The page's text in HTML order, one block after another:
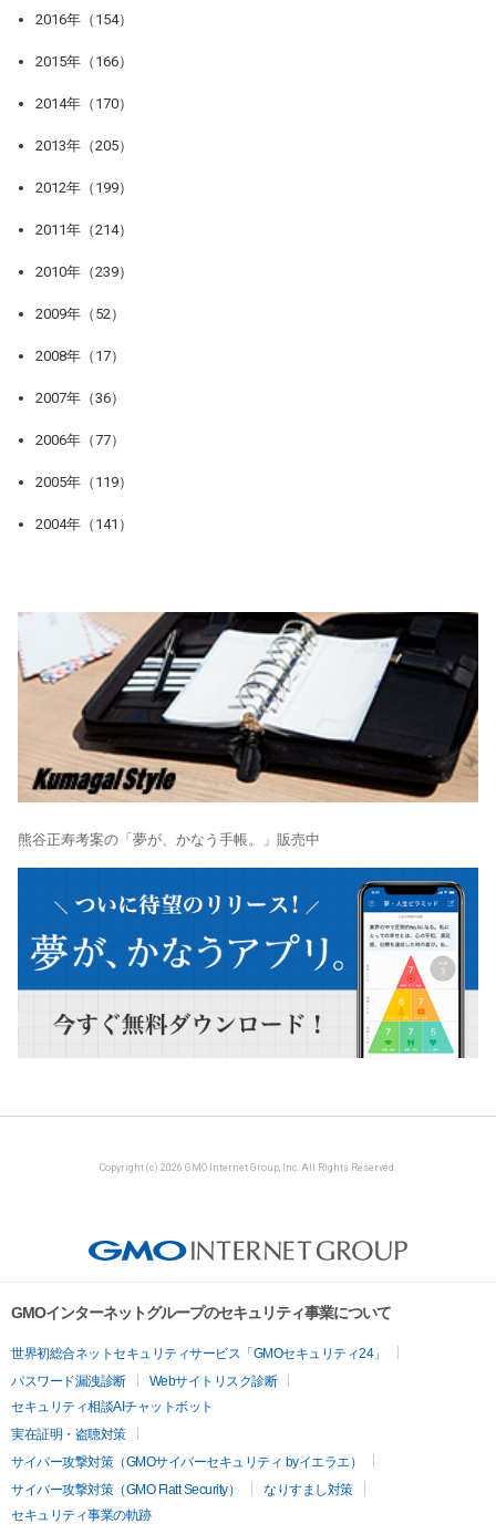
2016年（154）
2015年（166）
2014年（170）
2013年（205）
2012年（199）
2011年（214）
2010年（239）
2009年（52）
2008年（17）
2007年（36）
2006年（77）
2005年（119）
2004年（141）
熊谷正寿考案の「夢が、かなう手帳。」販売中
Copyright (c) 2026 GMO Internet Group, Inc. All Rights Reserved.
GMOインターネットグループのセキュリティ事業について
世界初総合ネットセキュリティサービス「GMOセキュリティ24」
パスワード漏洩診断
Webサイトリスク診断
セキュリティ相談AIチャットボット
実在証明・盗聴対策
サイバー攻撃対策（GMOサイバーセキュリティ byイエラエ）
サイバー攻撃対策（GMO Flatt Security）
なりすまし対策
セキュリティ事業の軌跡